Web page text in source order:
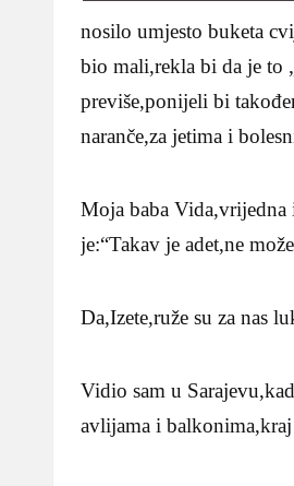
nosilo umjesto buketa
bio mali,rekla bi da je to
previše,ponijeli bi
naranče,za jetima i
Moja baba Vida,vrijedna
je:“Takav je adet,ne
Da,Izete,ruže su za nas
Vidio sam u
avlijama i